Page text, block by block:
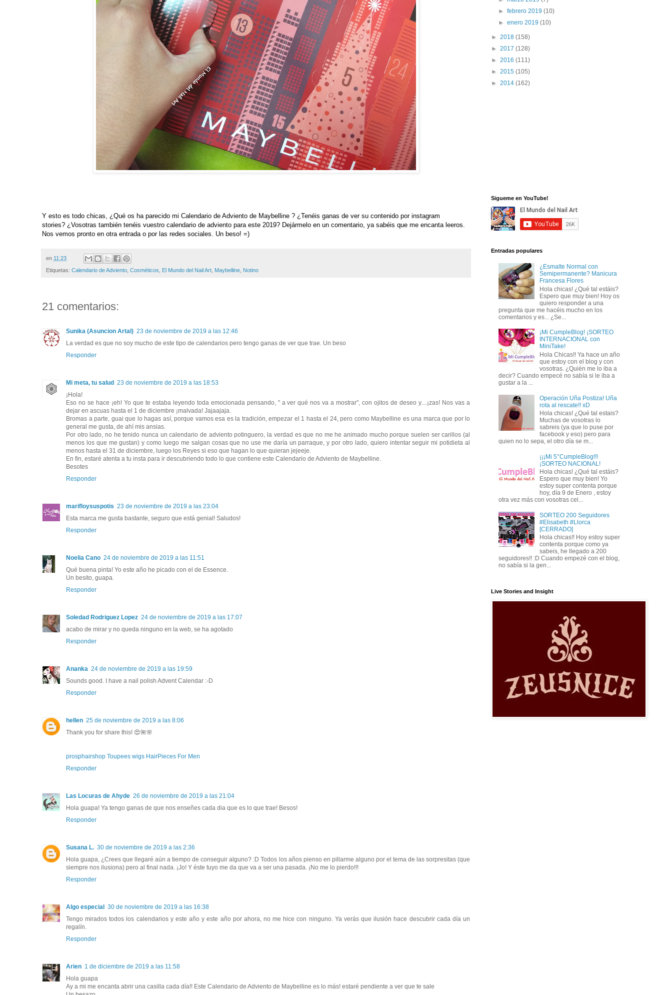
Y esto es todo chicas, ¿Qué os ha parecido mi Calendario de Adviento de Maybelline ? ¿Tenéis ganas de ver su contenido por instagram
stories? ¿Vosotras también tenéis vuestro calendario de adviento para este 2019? Dejármelo en un comentario, ya sabéis que me encanta leeros.
Nos vemos pronto en otra entrada o por las redes sociales. Un beso! =)
en 11:23
Etiquetas: Calendario de Adviento Cosméticos El Mundo del Nail Art Maybelline Notino
21 comentarios:
Sunika (Asuncion Artal) 23 de noviembre de 2019 a las 12:46
La verdad es que no soy mucho de este tipo de calendarios pero tengo ganas de ver que trae. Un beso
Responder
Mi meta, tu salud 23 de noviembre de 2019 a las 18:53
¡Hola!
Eso no se hace ¡eh! Yo que te estaba leyendo toda emocionada pensando, " a ver qué nos va a mostrar", con ojitos de deseo y....¡zas! Nos vas a
dejar en ascuas hasta el 1 de diciembre ¡malvada! Jajaajaja.
Bromas a parte, guai que lo hagas así, porque vamos esa es la tradición, empezar el 1 hasta el 24, pero como Maybelline es una marca que por lo
general me gusta, de ahí mis ansias.
Por otro lado, no he tenido nunca un calendario de adviento potinguero, la verdad es que no me he animado mucho porque suelen ser carillos (al
menos los que me gustan) y como luego me salgan cosas que no use me daría un parraque, y por otro lado, quiero intentar seguir mi potidieta al
menos hasta el 31 de diciembre, luego los Reyes si eso que hagan lo que quieran jejeeje.
En fin, estaré atenta a tu insta para ir descubriendo todo lo que contiene este Calendario de Adviento de Maybelline.
Besotes
Responder
marifloysuspotis 23 de noviembre de 2019 a las 23:04
Esta marca me gusta bastante, seguro que está genial! Saludos!
Responder
Noelia Cano 24 de noviembre de 2019 a las 11:51
Qué buena pinta! Yo este año he picado con el de Essence.
Un besito, guapa.
Responder
Soledad Rodriguez Lopez 24 de noviembre de 2019 a las 17:07
acabo de mirar y no queda ninguno en la web, se ha agotado
Responder
Ananka 24 de noviembre de 2019 a las 19:59
Sounds good. I have a nail polish Advent Calendar :-D
Responder
hellen 25 de noviembre de 2019 a las 8:06
Thank you for share this! 😍🌺🌸
prosphairshop Toupees wigs HairPieces For Men
Responder
Las Locuras de Ahyde 26 de noviembre de 2019 a las 21:04
Hola guapa! Ya tengo ganas de que nos enseñes cada dia que es lo que trae! Besos!
Responder
Susana L. 30 de noviembre de 2019 a las 2:36
Hola guapa, ¿Crees que llegaré aún a tiempo de conseguir alguno? :D Todos los años pienso en pillarme alguno por el tema de las sorpresitas (que
siempre nos ilusiona) pero al final nada. ¡Jo! Y éste tuyo me da que va a ser una pasada. ¡No me lo pierdo!!!
Responder
Algo especial
30 de noviembre de 2019 a las 16:38
Tengo mirados todos los calendarios y este año y este año por ahora, no me hice con ninguno. Ya verás que ilusión hace descubrir cada día un
regalín.
Responder
Arien 1 de diciembre de 2019 a las 11:58
Hola guapa
Ay a mi me encanta abrir una casilla cada día!! Este Calendario de Adviento de Maybelline es lo más! estaré pendiente a ver que te sale
►febrero 2019(10)
►enero 2019(10)
► 2018 (158)
► 2017 (128)
► 2016 (111)
► 2015 (105)
► 2014 (162)
Sigueme en YouTube!
Entradas populares
¿Esmalte Normal con
Semipermanente? Manicura
Francesa Flores
Hola chicas! ¿Qué tal estáis?
Espero que muy bien! Hoy os
quiero responder a una
pregunta que me hacéis mucho en los
comentarios y es... ¿Se...
¡Mi CumpleBlog! ¡SORTEO
INTERNACIONAL con
MiniTake!
Hola Chicas!! Ya hace un año
que estoy con el blog y con
vosotras. ¿Quién me lo iba a
decir? Cuando empecé no sabía si le iba a
gustar a la ...
Operación Uña Postiza! Uña
rota al rescate!! xD
Hola chicas! ¿Qué tal estais?
Muchas de vosotras lo
sabreis (ya que lo puse por
facebook y eso) pero para
quien no lo sepa, el otro día se m...
¡¡¡Mi 5°CumpleBlog!!!
¡SORTEO NACIONAL!
Hola chicas! ¿Qué tal estáis?
Espero que muy bien! Yo
estoy super contenta porque
hoy, día 9 de Enero , estoy
otra vez más con vosotras cel...
SORTEO 200 Seguidores
#Elisabeth #Llorca
[CERRADO]
Hola chicas!! Hoy estoy super
contenta porque como ya
sabeis, he llegado a 200
seguidores!! :D Cuando empezé con el blog,
no sabía si la gen...
Live Stories and Insight